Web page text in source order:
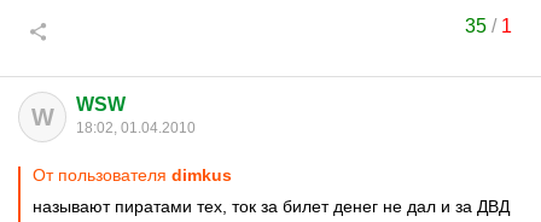
35 / 1
W WSW
18:02, 01.04.2010
От пользователя dimkus
называют пиратами тех, ток за билет денег не дал и за ДВД